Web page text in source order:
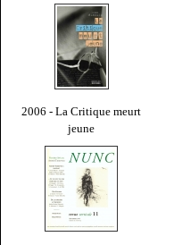
2006 - La Critique meurt
jeune